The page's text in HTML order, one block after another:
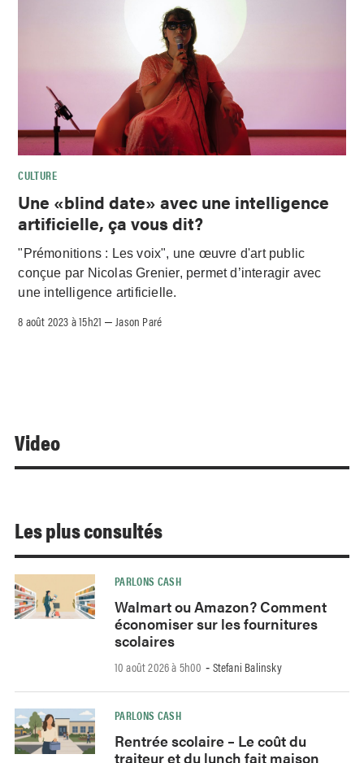
CULTURE
Une «blind date» avec une intelligence
artificielle, ça vous dit?
"Prémonitions : Les voix", une œuvre d'art public
conçue par Nicolas Grenier, permet d’interagir avec
une intelligence artificielle.
8 août 2023 à 15h21 – Jason Paré
Video
Les plus consultés
PARLONS CASH
Walmart ou Amazon? Comment
économiser sur les fournitures
scolaires
10 août 2026 à 5h00 - Stefani Balinsky
PARLONS CASH
Rentrée scolaire – Le coût du
traiteur et du lunch fait maison